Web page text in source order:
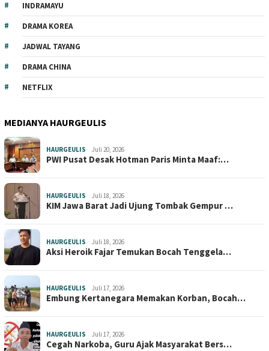
INDRAMAYU
DRAMA KOREA
JADWAL TAYANG
DRAMA CHINA
NETFLIX
MEDIANYA HAURGEULIS
HAURGEULIS Juli 20, 2026
PWI Pusat Desak Hotman Paris Minta Maaf:…
HAURGEULIS Juli 18, 2026
KIM Jawa Barat Jadi Ujung Tombak Gempur …
HAURGEULIS Juli 18, 2026
Aksi Heroik Fajar Temukan Bocah Tenggela…
HAURGEULIS Juli 17, 2026
Embung Kertanegara Memakan Korban, Bocah…
HAURGEULIS Juli 17, 2026
Cegah Narkoba, Guru Ajak Masyarakat Bers…